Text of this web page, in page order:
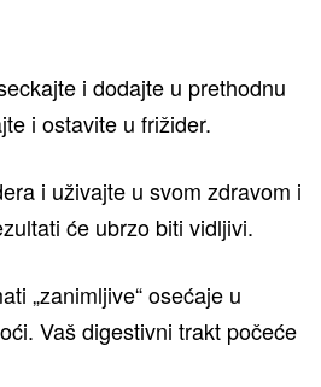
i dodajte u prethodnu
i ostavite u frižider.
i uživajte u svom zdravom i
će ubrzo biti vidljivi.
„zanimljive“ osećaje u
Vaš digestivni trakt počeće